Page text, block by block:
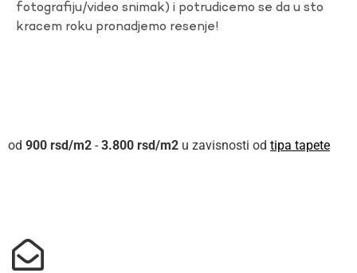
fotografiju/video snimak) i potrudicemo se da u sto
kracem roku pronadjemo resenje!
900 rsd - 3.800 rsd u zavisnosti od tipa tapete